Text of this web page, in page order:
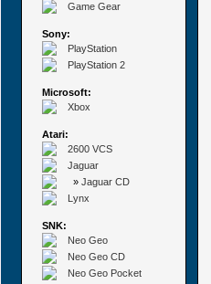
Game Gear
Sony:
PlayStation
PlayStation 2
Microsoft:
Xbox
Atari:
2600 VCS
Jaguar
» Jaguar CD
Lynx
SNK:
Neo Geo
Neo Geo CD
Neo Geo Pocket